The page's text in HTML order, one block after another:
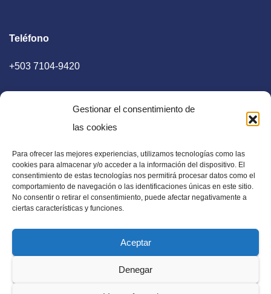
Gestionar el consentimiento de
las cookies
Para ofrecer las mejores experiencias, utilizamos tecnologías como las
cookies para almacenar y/o acceder a la información del dispositivo. El
consentimiento de estas tecnologías nos permitirá procesar datos como el
comportamiento de navegación o las identificaciones únicas en este sitio.
No consentir o retirar el consentimiento, puede afectar negativamente a
ciertas características y funciones.
Aceptar
Denegar
Teléfono
+503 7104-9420
E-mail
diaadia.redaccion@gmail.com